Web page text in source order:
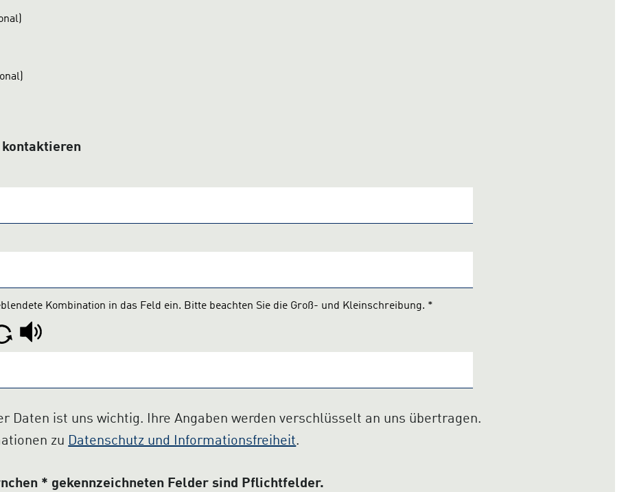
Kombination in das Feld ein. Bitte beachten Sie die Groß- und Kleinschreibung. *
Daten ist uns wichtig. Ihre Angaben werden verschlüsselt an uns übertragen.
zu Datenschutz und Informationsfreiheit.
* gekennzeichneten Felder sind Pflichtfelder.